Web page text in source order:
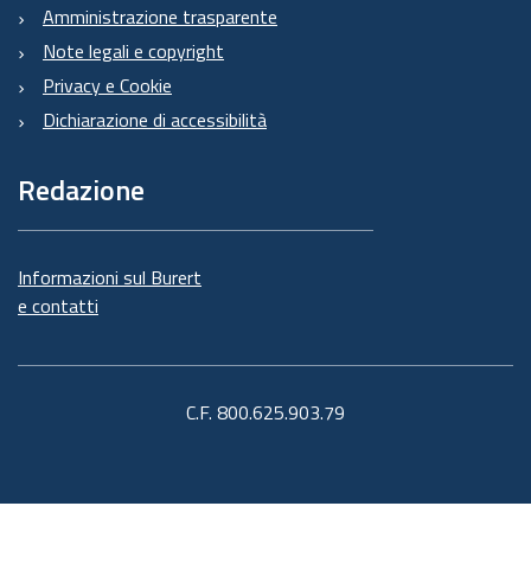
Amministrazione trasparente
Note legali e copyright
Privacy e Cookie
Dichiarazione di accessibilità
Redazione
Informazioni sul Burert
e contatti
C.F. 800.625.903.79